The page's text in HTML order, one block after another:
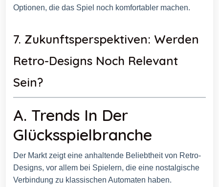
Optionen, die das Spiel noch komfortabler machen.
7. Zukunftsperspektiven: Werden
Retro-Designs Noch Relevant
Sein?
A. Trends In Der
Glücksspielbranche
Der Markt zeigt eine anhaltende Beliebtheit von Retro-
Designs, vor allem bei Spielern, die eine nostalgische
Verbindung zu klassischen Automaten haben.